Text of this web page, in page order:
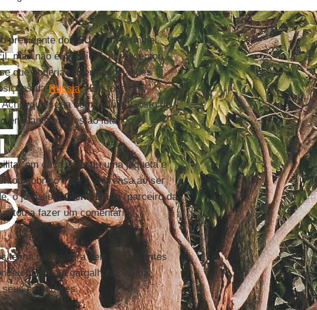
presidente dos EUA . “Já terminei
mas não é. É difícil”, acrescentou.
que poderia haver negociações
daRússia. “Em todas as
que seria bom ter um. Gosto do
enquanto eles estão lutando”,
em casa e vestiu uma jaqueta e
sobre o traje à imprensa ao ser
o jornalistaGlenn Brian(parceiro da
a fazer um comentário
lenha na fogueira seis meses antes
com uma gargalhada, numa
seguidores.